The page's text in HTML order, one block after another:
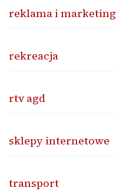
reklama i marketing
rekreacja
rtv agd
sklepy internetowe
transport